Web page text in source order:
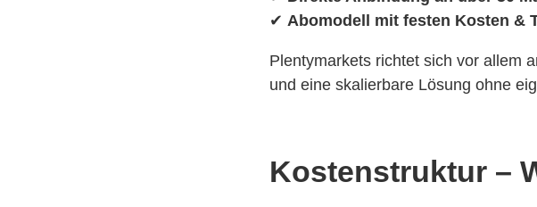
✔ Abomodell mit festen Kosten &
Plentymarkets richtet sich vor allem
und eine skalierbare Lösung ohne
Kostenstruktur –